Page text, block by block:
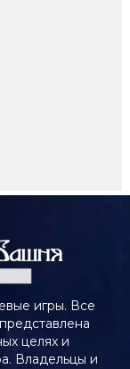
игры. Все
целях и
Владельцы и